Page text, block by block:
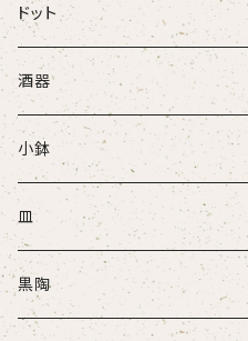
ドット
酒器
ぐい吞
盃
酒注ぎ
小鉢
皿
黒陶